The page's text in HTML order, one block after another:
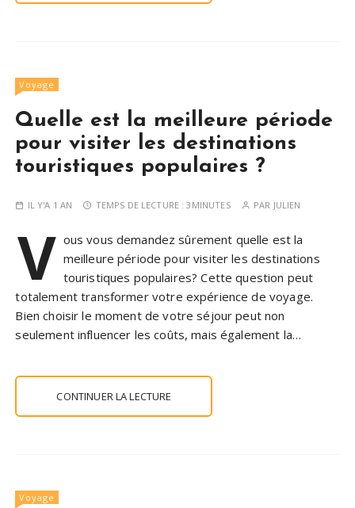
Voyage
Quelle est la meilleure période
pour visiter les destinations
touristiques populaires ?
IL Y'A 1 AN TEMPS DE LECTURE :3MINUTES PAR JULIEN
V ous vous demandez sûrement quelle est la
meilleure période pour visiter les destinations
touristiques populaires? Cette question peut
totalement transformer votre expérience de voyage.
Bien choisir le moment de votre séjour peut non
seulement influencer les coûts, mais également la…
CONTINUER LA LECTURE
Voyage